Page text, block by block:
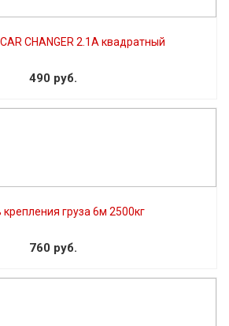
CHANGER 2.1A квадратный
490 руб.
груза 6м 2500кг
760 руб.